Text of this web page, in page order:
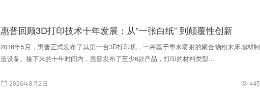
惠普回顾3D打印技术十年发展：从“一张白纸” 到颠覆性创新
2016年5月，惠普正式发布了其第一台3D打印机，一种基于墨水喷射的聚合物粉末床增材制
造设备。接下来的十年时间内，惠普发布了至少6款产品，打印的材料类型…
2026年8月2日 445